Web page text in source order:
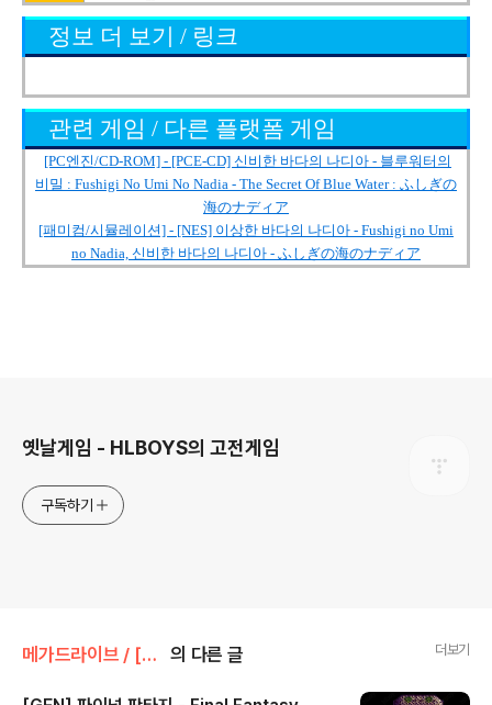
정보 더 보기 / 링크
관련 게임 / 다른 플랫폼 게임
[PC엔진/CD-ROM] - [PCE-CD] 신비한 바다의 나디아 - 블루워터의
비밀 : Fushigi No Umi No Nadia - The Secret Of Blue Water : ふしぎの
海のナディア
[패미컴/시뮬레이션] - [NES] 이상한 바다의 나디아 - Fushigi no Umi
no Nadia, 신비한 바다의 나디아 - ふしぎの海のナディア
옛날게임 - HLBOYS의 고전게임
구독하기
메가드라이브 / [GEN] [MD]/RPG 의 다른 글 더보기